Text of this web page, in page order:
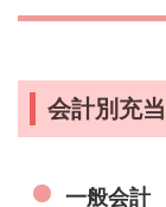
会計別充
一般会計